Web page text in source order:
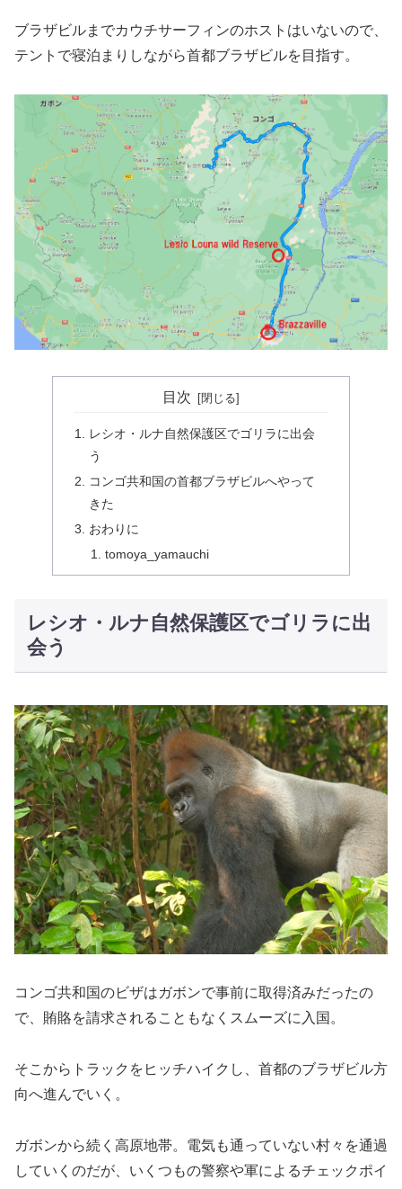
ブラザビルまでカウチサーフィンのホストはいないので、
テントで寝泊まりしながら首都ブラザビルを目指す。
目次
レシオ・ルナ自然保護区でゴリラに出会
う
コンゴ共和国の首都ブラザビルへやって
きた
おわりに
tomoya_yamauchi
レシオ・ルナ自然保護区でゴリラに出
会う
コンゴ共和国のビザはガボンで事前に取得済みだったの
で、賄賂を請求されることもなくスムーズに入国。
そこからトラックをヒッチハイクし、首都のブラザビル方
向へ進んでいく。
ガボンから続く高原地帯。電気も通っていない村々を通過
していくのだが、いくつもの警察や軍によるチェックポイ